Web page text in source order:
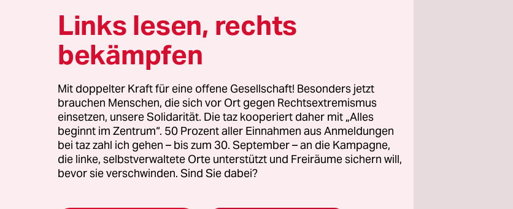
ohne Drogenkonsum gegeben, dies müsse
Kriminalbeamter setze sich daher für eine
von Cannabis-Konsumenten ein“. Zur
Schulz, durch das derzeitige Rechtssystem würden
und kriminelle Karrieren erst befördert.
Links lesen, rechts
bekämpfen
Mit doppelter Kraft für eine offene Gesellschaft! Besonders jetzt
brauchen Menschen, die sich vor Ort gegen Rechtsextremismus
einsetzen, unsere Solidarität. Die taz kooperiert daher mit „Alles
beginnt im Zentrum“. 50 Prozent aller Einnahmen aus Anmeldungen
bei taz zahl ich gehen – bis zum 30. September – an die Kampagne,
die linke, selbstverwaltete Orte unterstützt und Freiräume sichern will,
bevor sie verschwinden. Sind Sie dabei?